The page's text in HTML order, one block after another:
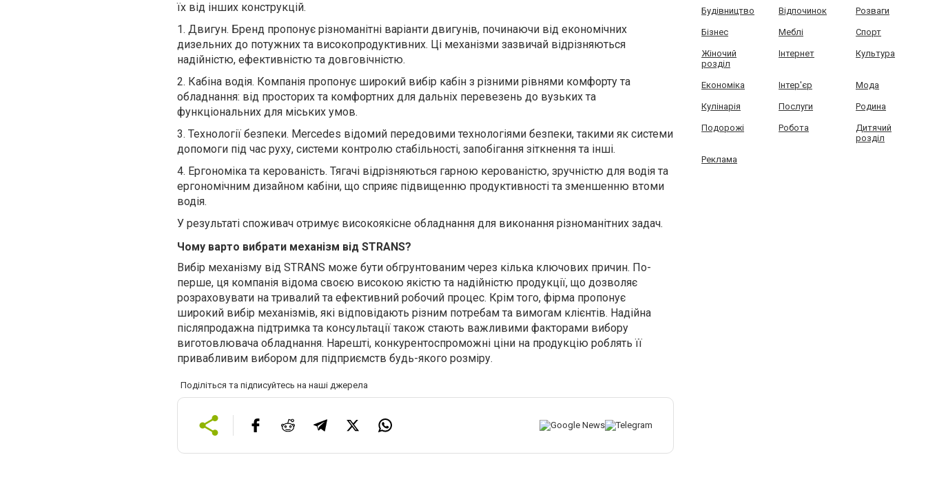
їх від інших конструкцій.
1. Двигун. Бренд пропонує різноманітні варіанти двигунів, починаючи від економічних
дизельних до потужних та високопродуктивних. Ці механізми зазвичай відрізняються
надійністю, ефективністю та довговічністю.
2. Кабіна водія. Компанія пропонує широкий вибір кабін з різними рівнями комфорту та
обладнання: від просторих та комфортних для дальніх перевезень до вузьких та
функціональних для міських умов.
3. Технології безпеки. Mercedes відомий передовими технологіями безпеки, такими як системи
допомоги під час руху, системи контролю стабільності, запобігання зіткнення та інші.
4. Ергономіка та керованість. Тягачі відрізняються гарною керованістю, зручністю для водія та
ергономічним дизайном кабіни, що сприяє підвищенню продуктивності та зменшенню втоми
водія.
У результаті споживач отримує високоякісне обладнання для виконання різноманітних задач.
Чому варто вибрати механізм від STRANS?
Вибір механізму від STRANS може бути обгрунтованим через кілька ключових причин. По-
перше, ця компанія відома своєю високою якістю та надійністю продукції, що дозволяє
розраховувати на тривалий та ефективний робочий процес. Крім того, фірма пропонує
широкий вибір механізмів, які відповідають різним потребам та вимогам клієнтів. Надійна
післяпродажна підтримка та консультації також стають важливими факторами вибору
виготовлювача обладнання. Нарешті, конкурентоспроможні ціни на продукцію роблять її
привабливим вибором для підприємств будь-якого розміру.
Поділіться та підписуйтесь на наші джерела
Будівництво Відпочинок Розваги
Бізнес Меблі Спорт
Жіночий
розділ
Інтернет Культура
Економіка Інтер'єр Мода
Кулінарія Послуги Родина
Подорожі Робота
Дитячий
розділ
Реклама